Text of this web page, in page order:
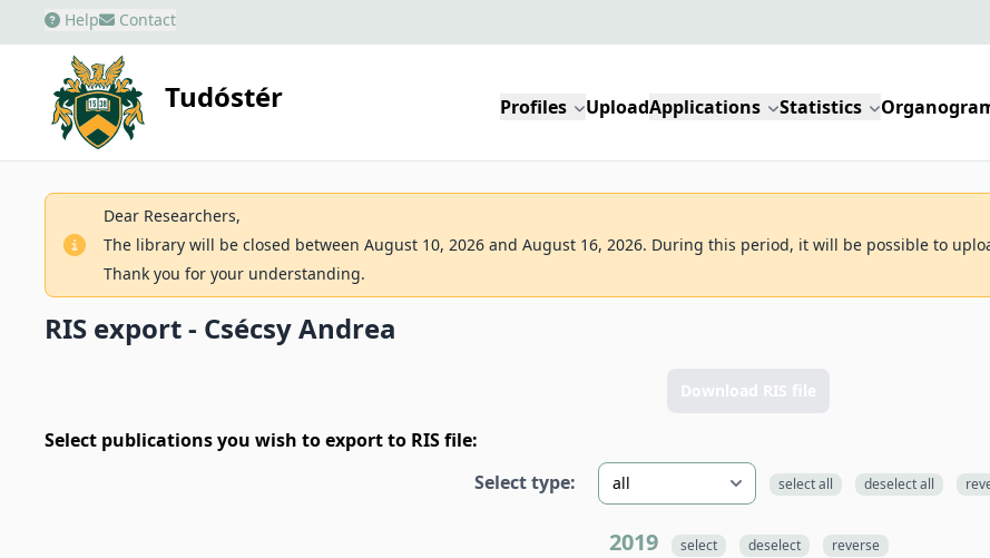
Help Contact
Tudóstér Profiles UploadApplications Statistics
Dear Researchers,
The library will be closed between August 10, 2026 and August 16, 2026. During this period, it will be possible to
Thank you for your understanding.
RIS export - Csécsy Andrea
Download RIS file
Select publications you wish to export to RIS file:
Select type:
select all deselect all
2019 select deselect reverse